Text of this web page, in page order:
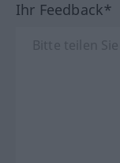
Ihr Feedback*